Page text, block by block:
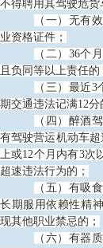
不得聘用其驾驶危货
（一）无有
业资格证件；
（二） 36个
且负同等以上责任的
（三）最近3
期交通违法记满12分
（四）醉酒
有驾驶营运机动车超
上或12个月内有3次
超速违法行为的；
（五）有吸
长期服用依赖性精
现其他职业禁忌的；
（六）有器